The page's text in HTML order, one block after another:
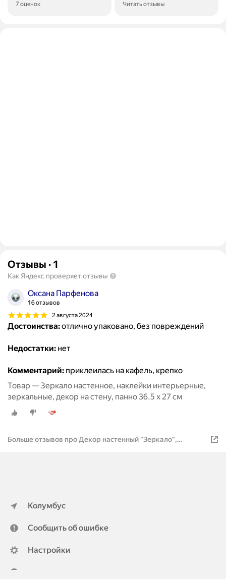
7 оценок Читать отзывы
Отзывы · 1
Как Яндекс проверяет отзывы
Оксана Парфенова
16 отзывов
2 августа 2024
Достоинства:отлично упаковано, без повреждений
Недостатки: нет
Комментарий: приклеилась на кафель, крепко
Товар — Зеркало настенное, наклейки интерьерные,
зеркальные, декор на стену, панно 36.5 х 27 см
Больше отзывов про Декор настенный "Зеркало",
Колумбус
Сообщить об ошибке
Настройки